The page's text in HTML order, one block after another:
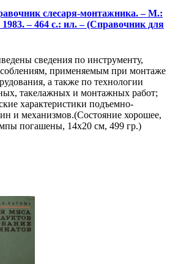
слесаря-монтажника. – М.:
– 464 с.: ил. – (Справочник для
сведения по инструменту,
применяемым при монтаже
а также по технологии
такелажных и монтажных работ;
характеристики подъемно-
и механизмов.(Состояние хорошее,
погашены, 14х20 см, 499 гр.)